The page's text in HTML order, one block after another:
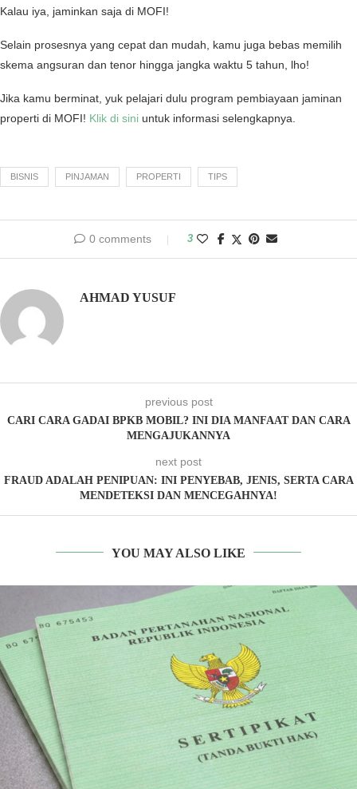
Kalau iya, jaminkan saja di MOFI!
Selain prosesnya yang cepat dan mudah, kamu juga bebas memilih
skema angsuran dan tenor hingga jangka waktu 5 tahun, lho!
Jika kamu berminat, yuk pelajari dulu program pembiayaan jaminan
properti di MOFI! Klik di sini untuk informasi selengkapnya.
BISNIS PINJAMAN PROPERTI TIPS
0 comments 3
AHMAD YUSUF
previous post
CARI CARA GADAI BPKB MOBIL? INI DIA MANFAAT DAN CARA
MENGAJUKANNYA
next post
FRAUD ADALAH PENIPUAN: INI PENYEBAB, JENIS, SERTA CARA
MENDETEKSI DAN MENCEGAHNYA!
YOU MAY ALSO LIKE